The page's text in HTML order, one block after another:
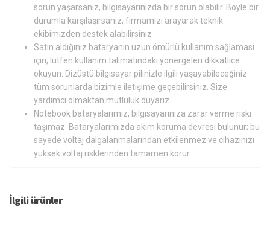
sorun yaşarsanız, bilgisayarınızda bir sorun olabilir. Böyle bir
durumla karşılaşırsanız, firmamızı arayarak teknik
ekibimizden destek alabilirsiniz
Satın aldığınız bataryanın uzun ömürlü kullanım sağlaması
için, lütfen kullanım talimatındaki yönergeleri dikkatlice
okuyun. Dizüstü bilgisayar pilinizle ilgili yaşayabileceğiniz
tüm sorunlarda bizimle iletişime geçebilirsiniz. Size
yardımcı olmaktan mutluluk duyarız.
Notebook bataryalarımız, bilgisayarınıza zarar verme riski
taşımaz. Bataryalarımızda akım koruma devresi bulunur; bu
sayede voltaj dalgalanmalarından etkilenmez ve cihazınızı
yüksek voltaj risklerinden tamamen korur.
İlgili ürünler